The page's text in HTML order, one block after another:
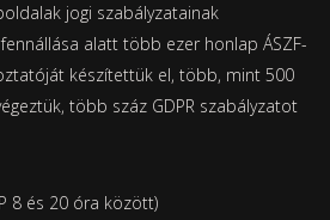
jogi szabályzatainak
alatt több ezer honlap ÁSZF-
készítettük el, több, mint 500
több száz GDPR szabályzatot
8 és 20 óra között)